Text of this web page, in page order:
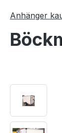
Anhänger
Bildergalerie